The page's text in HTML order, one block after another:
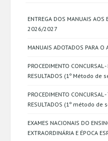
ENTREGA DOS MANUAIS AOS
2026/2027
MANUAIS ADOTADOS PARA
PROCEDIMENTO CONCURSAL
RESULTADOS (1º Método de
PROCEDIMENTO CONCURSAL
RESULTADOS (1º método de
EXAMES NACIONAIS DO
EXTRAORDINÁRIA E ÉPOCA